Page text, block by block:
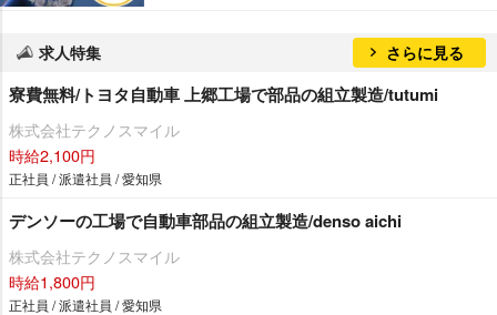
求人特集 さらに見る
寮費無料/トヨタ自動車 上郷工場で部品の組立製造/tutumi
株式会社テクノスマイル
時給2,100円
正社員 / 派遣社員 / 愛知県
デンソーの工場で自動車部品の組立製造/denso aichi
株式会社テクノスマイル
時給1,800円
正社員 / 派遣社員 / 愛知県